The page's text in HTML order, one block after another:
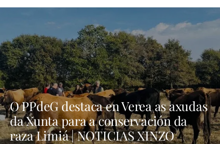
O PPdeG destaca en Verea as axudas
da Xunta para a conservación da
raza Limiá | NOTICIAS XINZO